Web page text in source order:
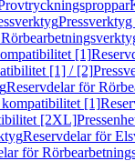
[1]
[1] / [2]
Reservdelar för
kompatibilitet [1]
[2XL]
Reservdelar för
för